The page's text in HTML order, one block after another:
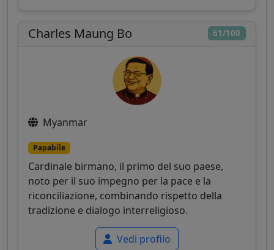
61/100
Charles Maung Bo
Myanmar
Papabile
Cardinale birmano, il primo del suo paese,
noto per il suo impegno per la pace e la
riconciliazione, combinando rispetto della
tradizione e dialogo interreligioso.
Vedi profilo